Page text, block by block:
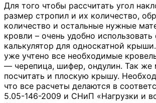
Для того чтобы рассчитать угол
размер стропил и их количество,
количество и остальные нужные
кровли – очень удобно использовать
калькулятор для односкатной
уже учтено все необходимые
— черепица, шифер, ондулин. Так же
посчитать и плоскую крышу.
что все расчеты делаются в
5.05-146-2009 и СНиП «Нагрузки и